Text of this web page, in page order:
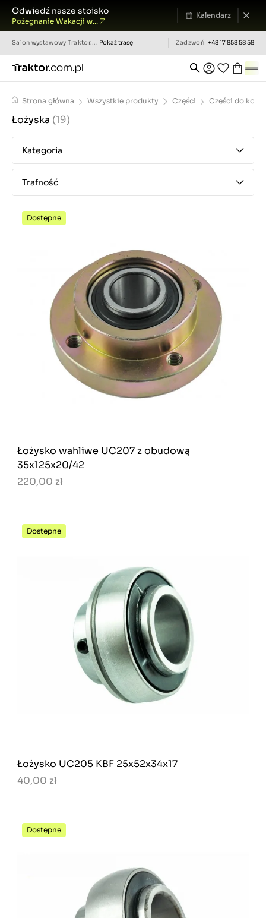
Odwiedź nasze stoisko
Pożegnanie Wakacji w...
Kalendarz
Salon wystawowy Traktor.com.pl Pokaż trasę Zadzwoń +48 17 858 58 58
Strona główna Wszystkie produkty Części Części do
Łożyska (19)
Kategoria
Trafność
Dostępne
Łożysko wahliwe UC207 z obudową
35x125x20/42
220,00 zł
Dostępne
Łożysko UC205 KBF 25x52x34x17
40,00 zł
Dostępne